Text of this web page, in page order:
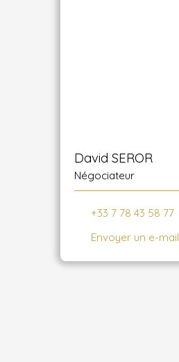
David SEROR
Négociateur
+33 7 78 43 58 77
Envoyer un e-mail